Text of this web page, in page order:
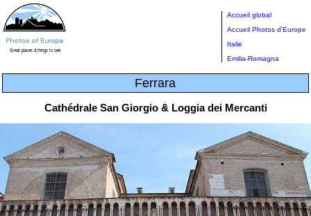
Accueil global
Accueil Photos d'Europe
Italie
Emilia-Romagna
Ferrara
Cathédrale San Giorgio & Loggia dei Mercanti